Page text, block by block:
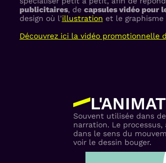
publicitaires, de capsules vidéo pour
design où l'illustration et le
Découvrez ici la vidéo promotionnelle
Souvent utilisée dans
narration. Le
dans le sens du
voir le dessin bouger.